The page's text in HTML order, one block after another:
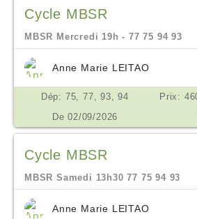
Cycle MBSR
MBSR Mercredi 19h - 77 75 94 93
Anne Marie LEITAO
Dép: 75, 77, 93, 94
De 02/09/2026
Cycle MBSR
MBSR Samedi 13h30 77 75 94 93
Anne Marie LEITAO